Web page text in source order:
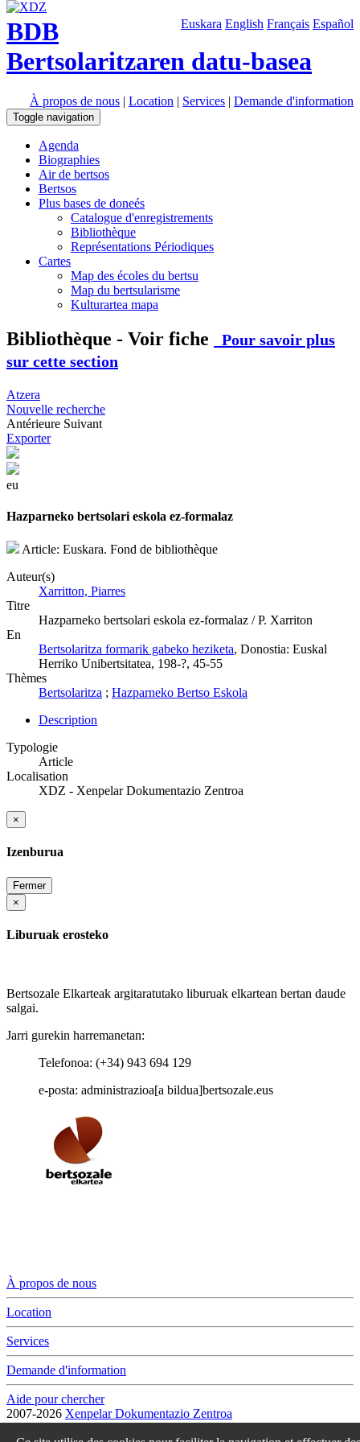
Euskara English Français Español
BDB
Bertsolaritzaren datu-basea
À propos de nous | Location | Services | Demande d'information
Toggle navigation
Agenda
Biographies
Air de bertsos
Bertsos
Plus bases de doneés
Catalogue d'enregistrements
Bibliothèque
Représentations Périodiques
Cartes
Map des écoles du bertsu
Map du bertsularisme
Kulturartea mapa
Bibliothèque - Voir fiche
Pour savoir plus
sur cette section
Atzera
Nouvelle recherche
Antérieure Suivant
Exporter
eu
Hazparneko bertsolari eskola ez-formalaz
Article: Euskara. Fond de bibliothèque
Auteur(s)
Xarritton, Piarres
Titre
Hazparneko bertsolari eskola ez-formalaz / P. Xarriton
En
Bertsolaritza formarik gabeko heziketa, Donostia: Euskal
Herriko Unibertsitatea, 198-?, 45-55
Thèmes
Bertsolaritza ; Hazparneko Bertso Eskola
Description
Typologie
Article
Localisation
XDZ - Xenpelar Dokumentazio Zentroa
×
Izenburua
Fermer
×
Liburuak erosteko
Bertsozale Elkarteak argitaratutako liburuak elkartean bertan daude
salgai.
Jarri gurekin harremanetan:
Telefonoa: (+34) 943 694 129
e-posta: administrazioa[a bildua]bertsozale.eus
À propos de nous
Location
Services
Demande d'information
Aide pour chercher
2007-2026 Xenpelar Dokumentazio Zentroa